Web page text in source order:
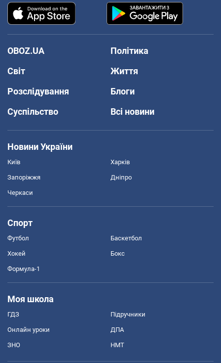
OBOZ.UA
Політика
Світ
Життя
Розслідування
Блоги
Суспільство
Всі новини
Новини України
Київ Харків
Запоріжжя Дніпро
Черкаси
Спорт
Футбол Баскетбол
Хокей Бокс
Формула-1
Моя школа
ГДЗ Підручники
Онлайн уроки ДПА
ЗНО НМТ